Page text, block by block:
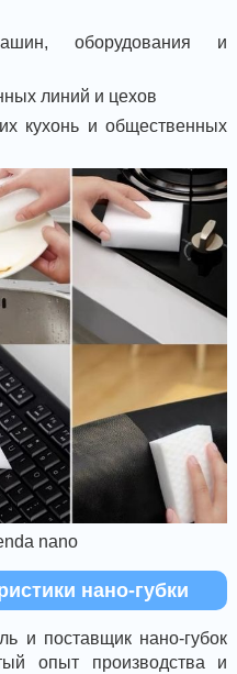
оборудования и
линий и цехов
кухонь и общественных
nano
нано-губки
и поставщик нано-губок
опыт производства и